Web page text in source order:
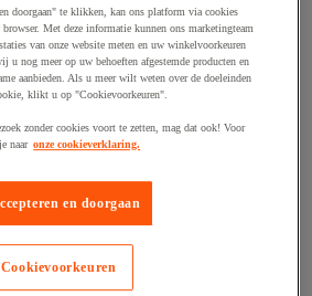
en kapelhaspel
schakelaar
gereedschapkoffer
en versterkte kist
doorgaan" te klikken, kan ons platform via cookies
Met deze informatie kunnen ons marketingteam
van onze website meten en uw winkelvoorkeuren
u nog meer op uw behoeften afgestemde producten en
aanbieden. Als u meer wilt weten over de doeleinden
klikt u op "Cookievoorkeuren".
zonder cookies voort te zetten, mag dat ook! Voor
naar onze cookieverklaring.
en doorgaan
Cookievoorkeuren